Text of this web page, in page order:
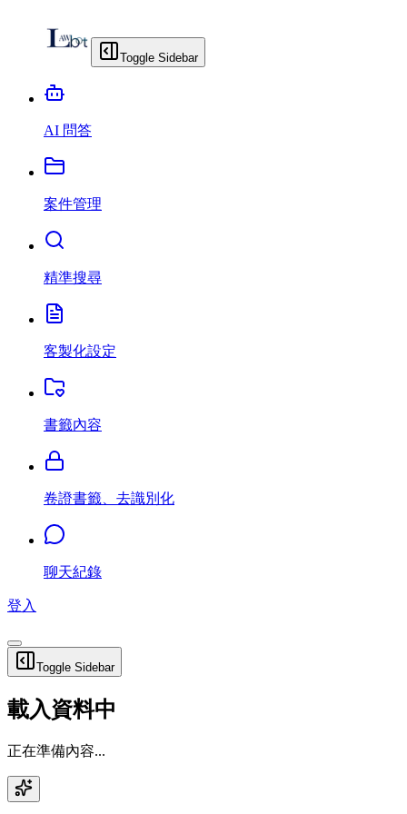
Toggle Sidebar
AI 問答
案件管理
精準搜尋
客製化設定
書籤內容
卷證書籤、去識別化
聊天紀錄
登入
Toggle Sidebar
載入資料中
正在準備內容...